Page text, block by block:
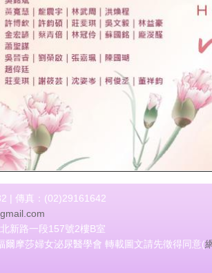
| 傳真：(02)29161642
新路一段157號2樓B室
爾摩莎婦女泌尿醫學會 轉載圖文請先徵得同意(